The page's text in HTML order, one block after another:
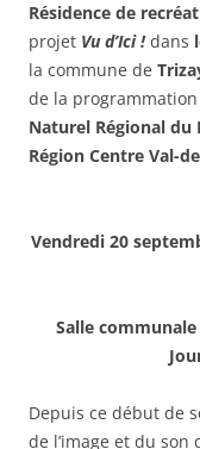
Résidence de
projet Vu d’Ici !dans
la commune de
de la
Naturel Régional du
Région Centre Val-
Vendredi 20
Salle
Depuis ce début de
de l’image et du son